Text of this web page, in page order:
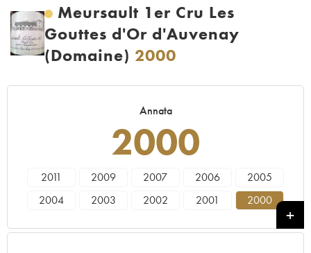
Meursault 1er Cru Les
Gouttes d'Or d'Auvenay
(Domaine) 2000
Annata
2000
2011 2009 2007 2006
2005
2004
2003 2002 2001
2000